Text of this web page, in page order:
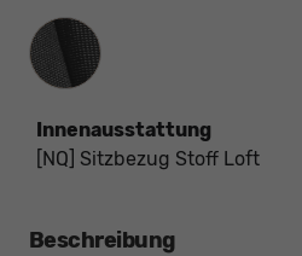
Innenausstattung
Innenausstattung
[NQ] Sitzbezug Stoff Loft
Beschreibung